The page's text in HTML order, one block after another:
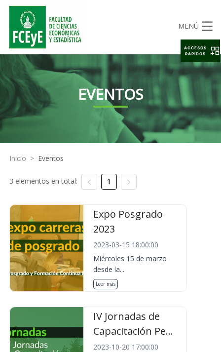
MENÚ
EVENTOS
Inicio > Eventos
3 elementos en total: 1
Expo Posgrado
2023
2023-03-15 18:00:00
Miércoles 15 de marzo
desde la...
Leer más
IV Jornadas de
Capacitación Pe...
2023-10-20 17:00:00
ACCESOS
RAPIDOS